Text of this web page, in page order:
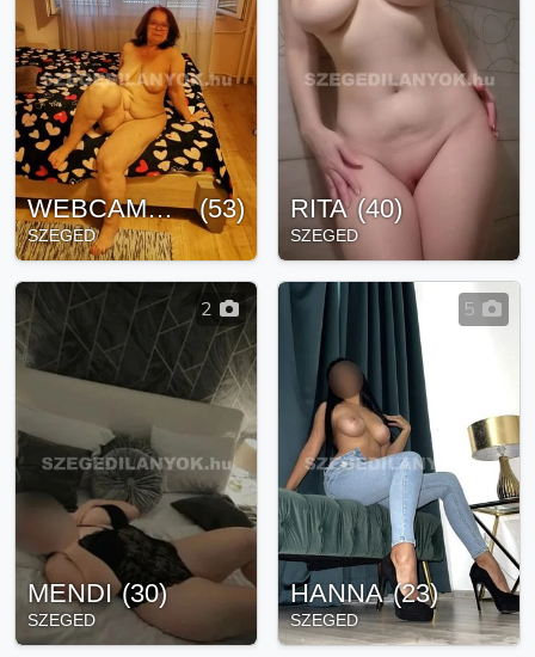
WEBCAMBELLA (53)
SZEGED
RITA (40)
SZEGED
2
MENDI (30)
SZEGED
5
HANNA (23)
SZEGED